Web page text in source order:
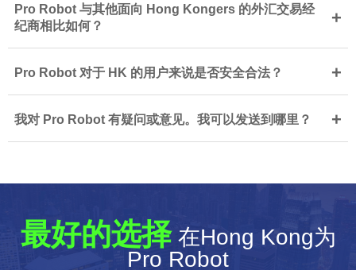
Pro Robot 与其他面向 Hong Kongers 的外汇交易经
纪商相比如何？
+
Pro Robot 对于 HK 的用户来说是否安全合法？ +
我对 Pro Robot 有疑问或意见。我可以发送到哪里？ +
最好的选择在Hong Kong为
Pro Robot